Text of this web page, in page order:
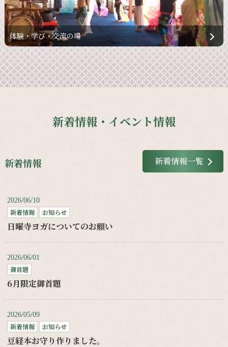
体験・学び・交流の場
新着情報・イベント情報
新着情報 新着情報一覧
2026/06/10
新着情報 お知らせ
日曜寺ヨガについてのお願い
2026/06/01
御首題
6月限定御首題
2026/05/09
新着情報 お知らせ
豆経本お守り作りました。